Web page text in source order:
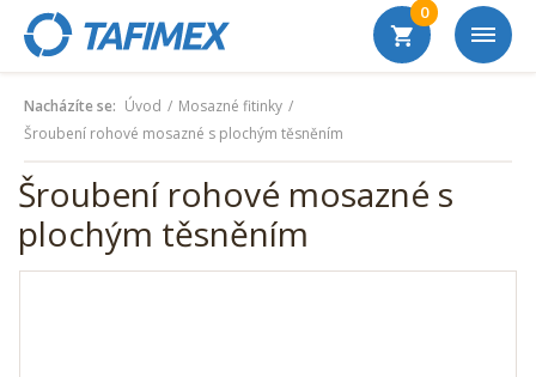
0
Nacházíte se: Úvod
Mosazné fitinky
Šroubení rohové mosazné s plochým těsněním
Šroubení rohové mosazné s
plochým těsněním